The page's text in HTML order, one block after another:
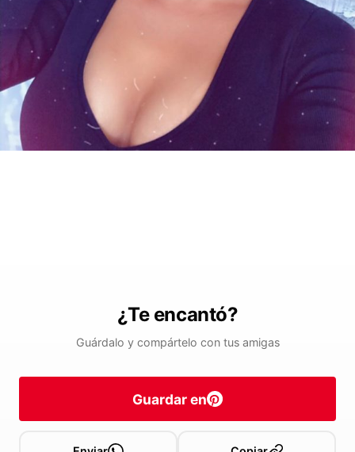
¿Te encantó?
Guárdalo y compártelo con tus amigas
Guardar en